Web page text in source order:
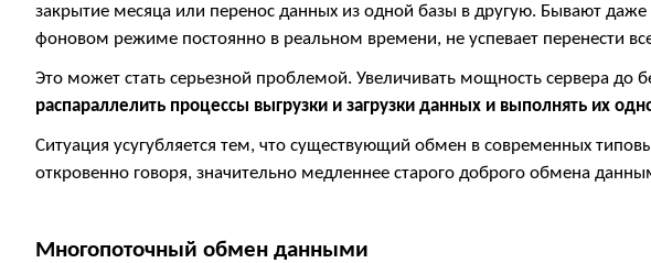
закрытие месяца или перенос данных из одной базы в другую. Бывают
фоновом режиме постоянно в реальном времени, не успевает перенести
Это может стать серьезной проблемой. Увеличивать мощность сервера до
распараллелить процессы выгрузки и загрузки данных и выполнять их
Ситуация усугубляется тем, что существующий обмен в современных
откровенно говоря, значительно медленнее старого доброго обмена
Многопоточный обмен данными